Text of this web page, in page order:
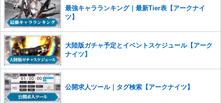
せていただきます。ご了承ください。
※一度削除したコメントは復元ができませんのでご注意くだ
さい。
また、過度な利用規約の違反や、弊社に損害の及ぶ内容の書き込みがあ
った場合は、法的措置をとらせていただく場合もございますので、あら
かじめご理解くださいませ。
最強キャラランキング｜最新Tier表【アークナイ
ツ】
大陸版ガチャ予定とイベントスケジュール【アーク
ナイツ】
公開求人ツール｜タグ検索【アークナイツ】